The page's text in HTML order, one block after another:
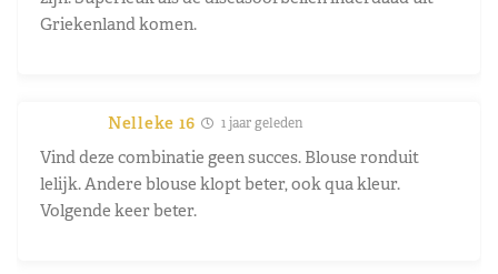
Griekenland komen.
Nelleke 16 1 jaar geleden
Vind deze combinatie geen succes. Blouse ronduit
lelijk. Andere blouse klopt beter, ook qua kleur.
Volgende keer beter.